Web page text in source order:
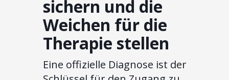
sichern und die
Weichen für die
Therapie stellen
Eine offizielle Diagnose ist der